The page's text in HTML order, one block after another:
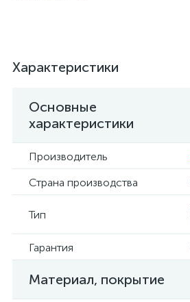
Характеристики
Основные
характеристики
Производитель
Страна производства
Тип
Гарантия
Материал, покрытие